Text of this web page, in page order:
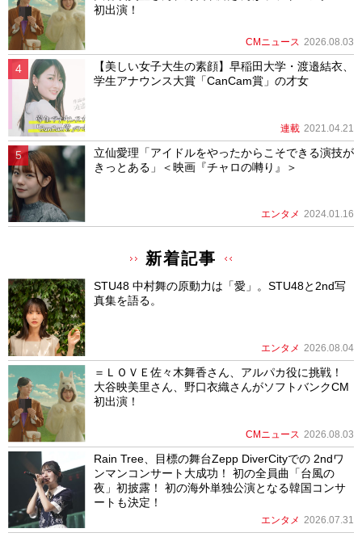
初出演！
CMニュース 2026.08.03
【美しい女子大生の素顔】早稲田大学・渡邉結衣、
学生アナウンス大賞「CanCam賞」の才女
連載 2021.04.21
立仙愛理「アイドルをやったからこそできる演技が
きっとある」＜映画『チャロの囀り』＞
エンタメ 2024.01.16
新着記事
STU48 中村舞の原動力は「愛」。STU48と2nd写
真集を語る。
エンタメ 2026.08.04
＝ＬＯＶＥ佐々木舞香さん、アルパカ役に挑戦！
大谷映美里さん、野口衣織さんがソフトバンクCM
初出演！
CMニュース 2026.08.03
Rain Tree、目標の舞台Zepp DiverCityでの 2ndワ
ンマンコンサート大成功！ 初の全員曲「台風の
夜」初披露！ 初の海外単独公演となる韓国コンサ
ートも決定！
エンタメ 2026.07.31